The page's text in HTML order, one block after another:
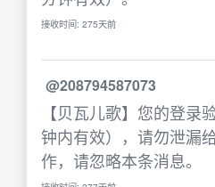
接收时间: 275天前
@208794587073
【贝瓦儿歌】您的登录
钟内有效），请勿泄漏
作，请忽略本条消息。